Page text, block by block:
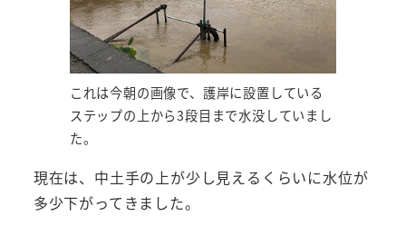
これは今朝の画像で、護岸に設置している
ステップの上から3段目まで水没していまし
た。
現在は、中土手の上が少し見えるくらいに水位が
多少下がってきました。